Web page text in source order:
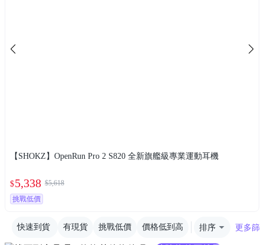
【SHOKZ】OpenRun Pro 2 S820 全新旗艦級專業運動耳機
$5,338 $5,618
挑戰低價
快速到貨 有現貨 挑戰低價 價格低到高 排序 更多篩